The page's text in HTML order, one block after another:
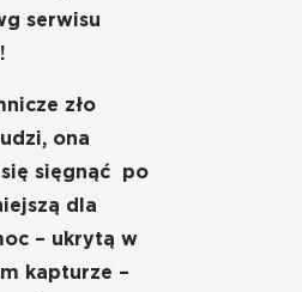
serwisu
zło
ona
sięgnąć po
dla
– ukrytą w
kapturze –